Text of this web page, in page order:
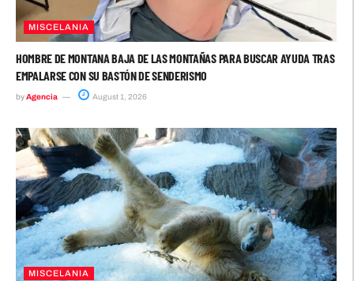
MISCELANIA
HOMBRE DE MONTANA BAJA DE LAS MONTAÑAS PARA BUSCAR AYUDA TRAS
EMPALARSE CON SU BASTÓN DE SENDERISMO
byAgencia August 1, 2026
MISCELANIA